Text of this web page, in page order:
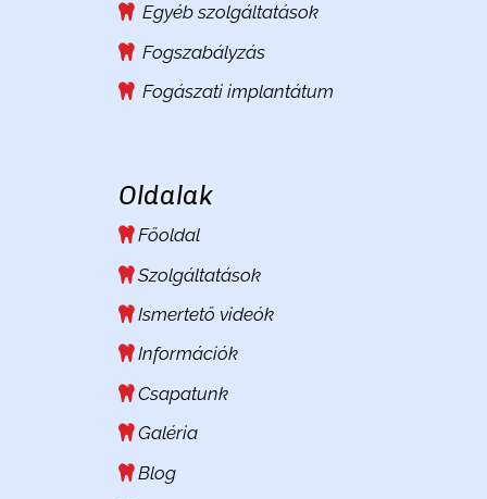
Egyéb szolgáltatások
Fogszabályzás
Fogászati implantátum
Oldalak
Főoldal
Szolgáltatások
Ismertető videók
Információk
Csapatunk
Galéria
Blog